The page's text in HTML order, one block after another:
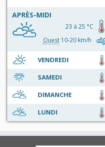
APRÈS-MIDI
23 à 25 °C
Ouest10-20 km/h
VENDREDI
SAMEDI
DIMANCHE
LUNDI